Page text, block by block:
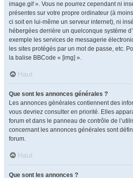
image.gif ». Vous ne pourrez cependant ni
présentes sur votre propre ordinateur (à
ci soit en lui-même un serveur internet), ni
hébergées derrière un quelconque système
exemple les services de messagerie
les sites protégés par un mot de passe, etc.
la balise BBCode « [img] ».
Haut
Que sont les annonces générales ?
Les annonces générales contiennent des
vous devriez consulter en priorité. Elles
forum et dans le panneau de contrôle de
concernant les annonces générales sont
forum.
Haut
Que sont les annonces ?